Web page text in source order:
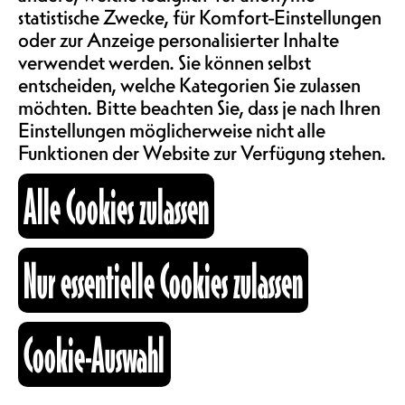
ABOS & TARIFE
INFORMATIONEN
KARTOGRAPHIE
SUCHE
fb
+41 26 322 57 67
https://www.fiff.ch/
CH
DJ HBD
statistische Zwecke, für Komfort-Einstellungen
oder zur Anzeige personalisierter Inhalte
verwendet werden. Sie können selbst
entscheiden, welche Kategorien Sie zulassen
möchten. Bitte beachten Sie, dass je nach Ihren
Einstellungen möglicherweise nicht alle
Funktionen der Website zur Verfügung stehen.
Alle Cookies zulassen
Nur essentielle Cookies zulassen
Cookie-Auswahl